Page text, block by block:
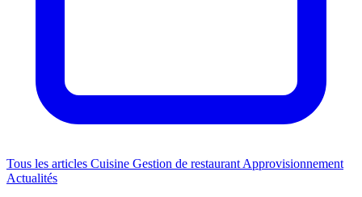
Tous les articles Cuisine Gestion de restaurant Approvisionnement
Actualités